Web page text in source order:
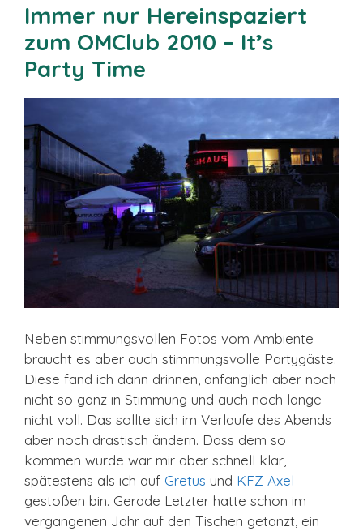
Immer nur Hereinspaziert
zum OMClub 2010 – It’s
Party Time
Neben stimmungsvollen Fotos vom Ambiente
braucht es aber auch stimmungsvolle Partygäste.
Diese fand ich dann drinnen, anfänglich aber noch
nicht so ganz in Stimmung und auch noch lange
nicht voll. Das sollte sich im Verlaufe des Abends
aber noch drastisch ändern. Dass dem so
kommen würde war mir aber schnell klar,
spätestens als ich auf Gretus und KFZ Axel
gestoßen bin. Gerade Letzter hatte schon im
vergangenen Jahr auf den Tischen getanzt, ein